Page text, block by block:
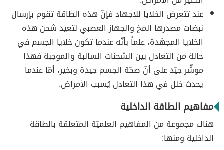
عند تتعرض الخلايا للإجهاد فإنّ هذه الطاقة تقوم بإرسال
نبضات مصدرها المخ والجهاز العصبي لتعيد شحن هذه
الخلايا المجهَدة، علماً بأنّه عندما تكون خلايا الجسم في
حالة من التعادل بين الشحنات السالبة والموجبة فهذا
مؤشّر جيّد على أنّ صحّة الجسم جيدة وبخير، أمّا عندما
يحدث خلل في هذا التعادل يُسبب الأمراض.
مفاهيم الطاقة الداخلية
هناك مجموعة من المفاهيم العلميّة المتعلقة بالطاقة
الداخلية ومنها: